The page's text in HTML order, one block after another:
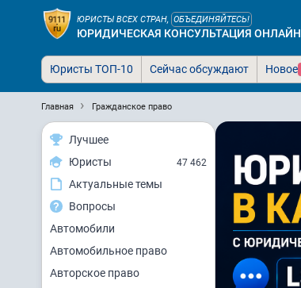
ЮРИСТЫ ВСЕХ СТРАН, ОБЪЕДИНЯЙТЕСЬ!
ЮРИДИЧЕСКАЯ КОНСУЛЬТАЦИЯ ОНЛАЙН
Юристы ТОП-10 Сейчас обсуждают Новое
Главная Гражданское право
Лучшее
Юристы
47 462
Актуальные темы
Вопросы
Автомобили
Автомобильное право
Авторское право